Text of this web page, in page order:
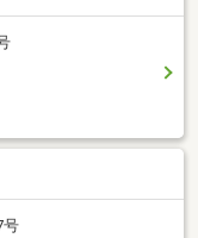
号